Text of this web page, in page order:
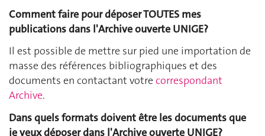
Comment faire pour déposer TOUTES mes
publications dans l'Archive ouverte UNIGE?
Il est possible de mettre sur pied une importation de
masse des références bibliographiques et des
documents en contactant votrecorrespondant
Archive.
Dans quels formats doivent être les documents que
je veux déposer dans l'Archive ouverte UNIGE?